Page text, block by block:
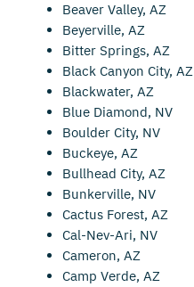
Beaver Valley, AZ
Beyerville, AZ
Bitter Springs, AZ
Black Canyon City, AZ
Blackwater, AZ
Blue Diamond, NV
Boulder City, NV
Buckeye, AZ
Bullhead City, AZ
Bunkerville, NV
Cactus Forest, AZ
Cal-Nev-Ari, NV
Cameron, AZ
Camp Verde, AZ